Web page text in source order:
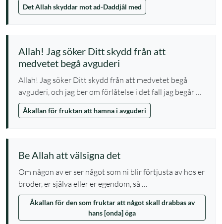
Det Allah skyddar mot ad-Daddjâl med
Allah! Jag söker Ditt skydd från att
medvetet begå avguderi
Allah! Jag söker Ditt skydd från att medvetet begå
avguderi, och jag ber om förlåtelse i det fall jag begår …
Åkallan för fruktan att hamna i avguderi
Be Allah att välsigna det
Om någon av er ser något som ni blir förtjusta av hos er
broder, er själva eller er egendom, så …
Åkallan för den som fruktar att något skall drabbas av
hans [onda] öga